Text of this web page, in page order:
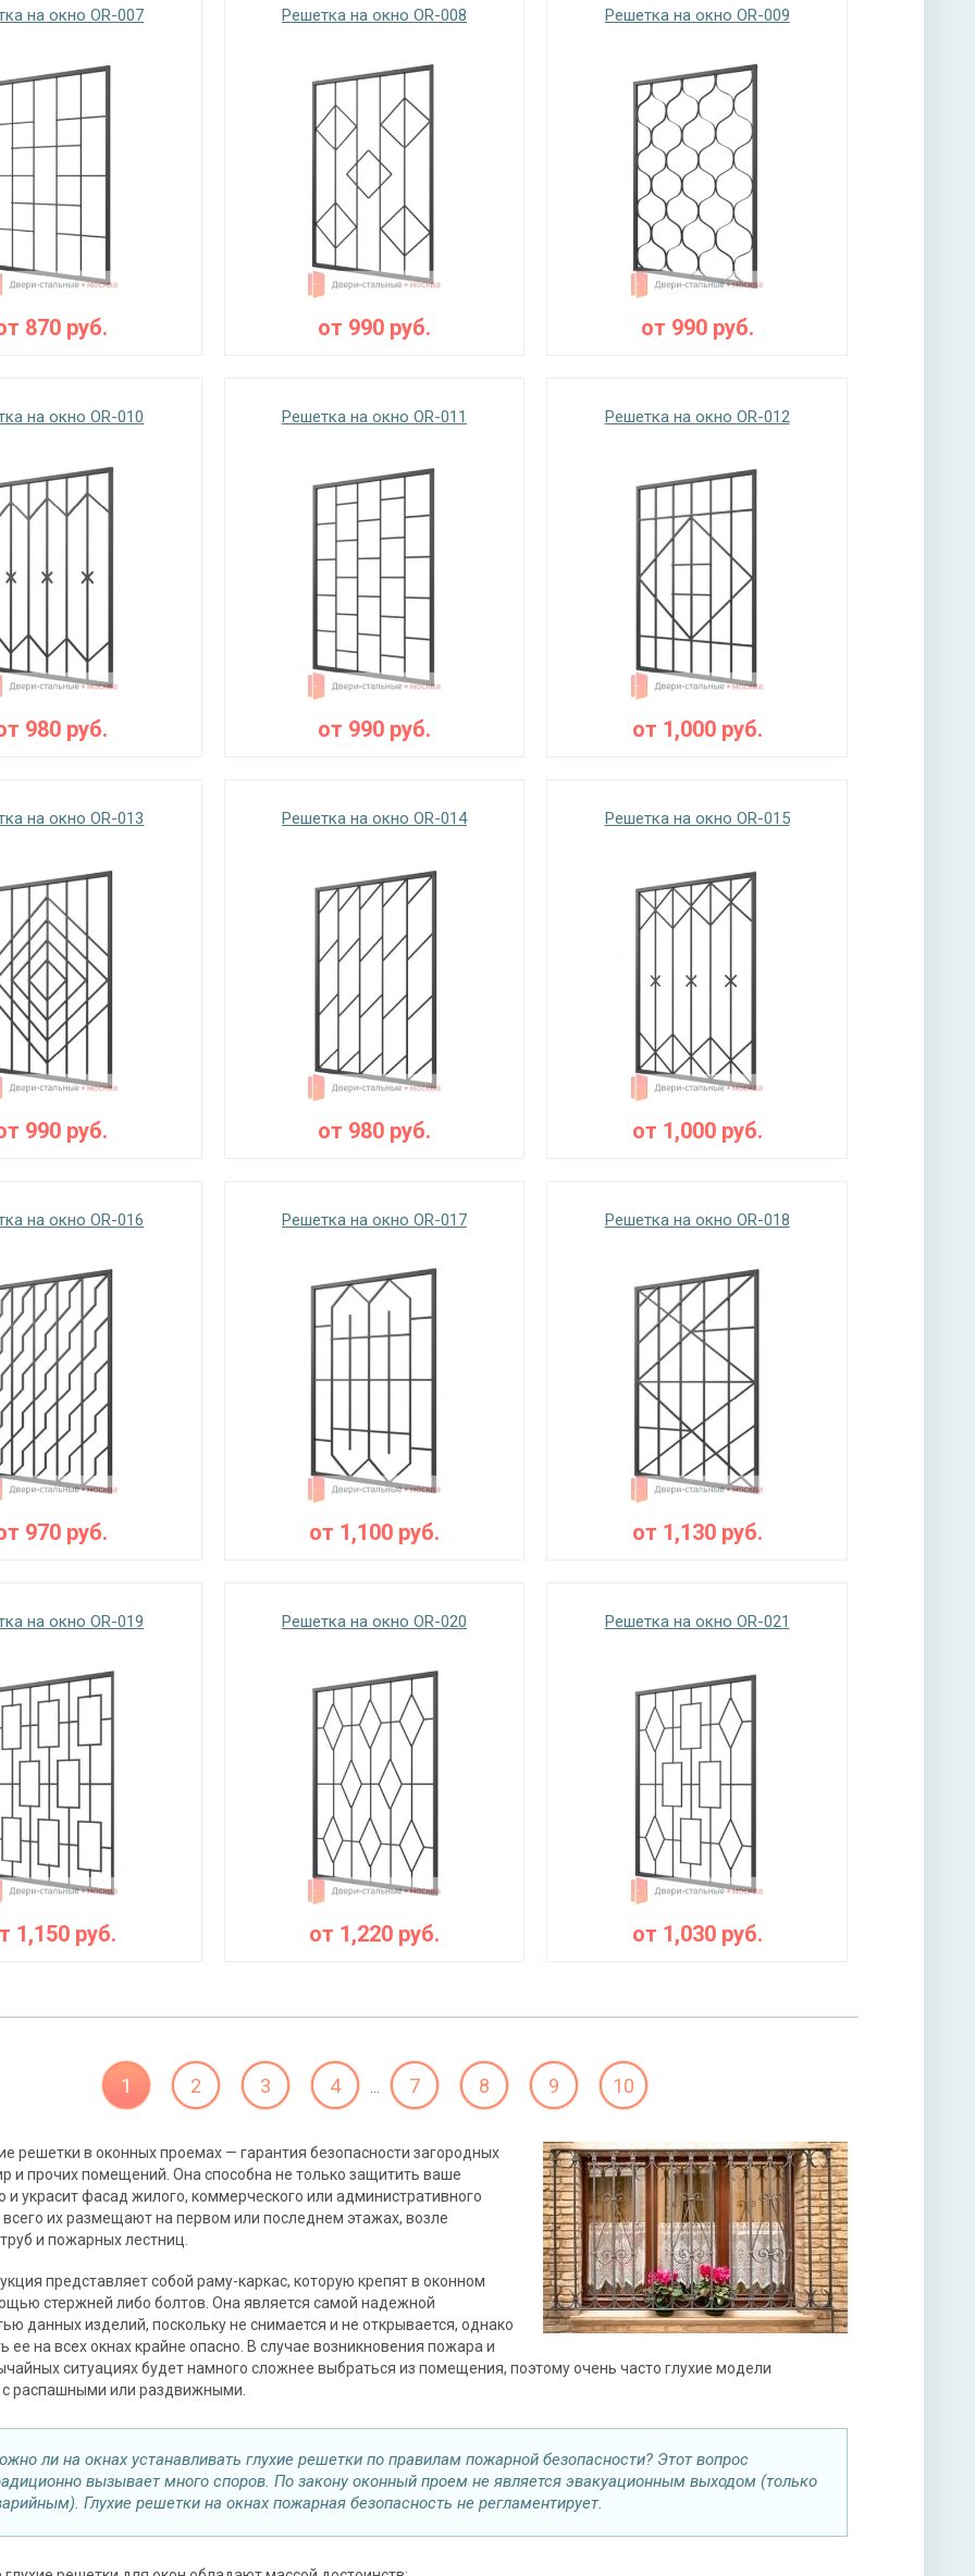
на окно OR-007
870 руб.
Решетка на окно OR-008
от 990руб.
Решетка на окно OR-009
от 990руб.
на окно OR-010
980 руб.
Решетка на окно OR-011
от 990руб.
Решетка на окно OR-012
от 1,000руб.
на окно OR-013
990 руб.
Решетка на окно OR-014
от 980руб.
Решетка на окно OR-015
от 1,000руб.
на окно OR-016
970 руб.
Решетка на окно OR-017
от 1,100руб.
Решетка на окно OR-018
от 1,130руб.
на окно OR-019
1,150 руб.
Решетка на окно OR-020
от 1,220руб.
Решетка на окно OR-021
от 1,030руб.
1 2 3 4 7 8 9 10
решетки в оконных проемах — гарантия безопасности загородных
и прочих помещений. Она способна не только защитить ваше
и украсит фасад жилого, коммерческого или административного
их размещают на первом или последнем этажах, возле
и пожарных лестниц.
представляет собой раму-каркас, которую крепят в оконном
стержней либо болтов. Она является самой надежной
данных изделий, поскольку не снимается и не открывается, однако
ее на всех окнах крайне опасно. В случае возникновения пожара и
ситуациях будет намного сложнее выбраться из помещения, поэтому очень часто глухие модели
распашными или раздвижными.
ли на окнах устанавливать глухие решетки по правилам пожарной безопасности? Этот вопрос
вызывает много споров. По закону оконный проем не является эвакуационным выходом (только
Глухие решетки на окнах пожарная безопасность не регламентирует.